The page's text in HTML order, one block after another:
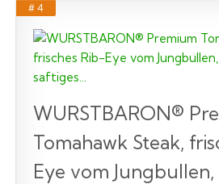
# 4
WURSTBARON®
Tomahawk Steak,
Eye vom Jungbullen,